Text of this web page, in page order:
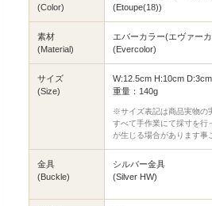
(Color)
(Etoupe(18))
素材
(Material)
エバーカラー(エヴァー
(Evercolor)
サイズ
(Size)
W:12.5cm H:10cm
重量：140g
※サイズ表記は商品実物の
すべて手作業にて採寸を行
が生じる場合があります事
金具
(Buckle)
シルバー金具
(Silver HW)